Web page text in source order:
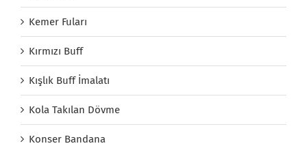
Kemer Fuları
Kırmızı Buff
Kışlık Buff İmalatı
Kola Takılan Dövme
Konser Bandana